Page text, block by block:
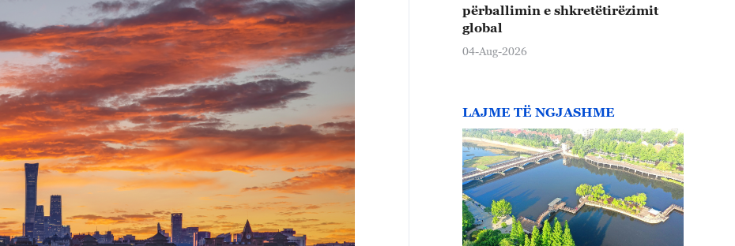
përballimin e shkretëtirëzimit
global
04-Aug-2026
LAJME TË NGJASHME